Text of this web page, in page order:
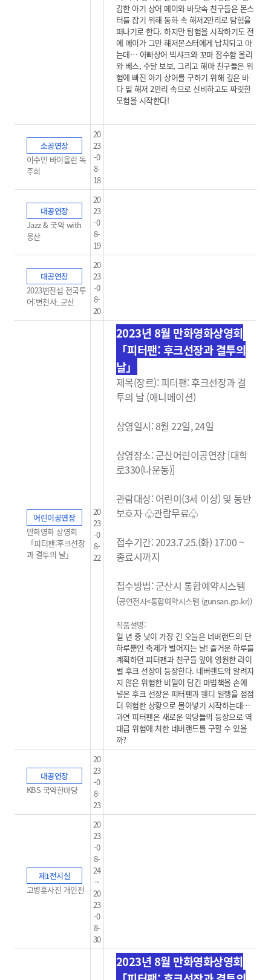
감한 아기 상어 메이와 바닷속 친구들은 몬스
터를 잡기 위해 동화 속 해저2만리로 탐험을
떠나기로 한다. 하지만 탐험을 시작하기도 전
에 메이가 그만 해저몬스터에게 납치되고 마
는데… 아빠상어 빅샤크와 꼬마 잠수함 올리
와 베스, 수달 보보, 그리고 해마 친구들은 위
험에 빠진 아기 상어를 구하기 위해 깊은 바
다 밑 해저 2만리 속으로 신비하고도 짜릿한
모험을 시작한다!
소공연장
이수민 바이올린 독
주회
20
23
-0
8-
18
대공연장
Jazz & 국악 with
웅산
20
23
-0
8-
19
대공연장
2023변진섭 전국투
어:변천사_군산
20
23
-0
8-
20
어린이공연장
만화영화 상영회
「피터팬:후크선장
과 결투의 날」
20
23
-0
8-
22
2023년 8월 만화영화상영회
「피터팬: 후크선장과 결투의
날」
제목(장르): 피터팬: 후크선장과 결
투의 날 (애니메이션)
상영일시: 8월 22일, 24일
상영장소: 군산어린이공연장 [대학
로330(나운동)]
관람대상: 어린이(3세 이상) 및 동반
보호자 ♧관람무료♧
접수기간: 2023.7.25.(화) 17:00 ~
종료시까지
접수방법: 군산시 통합예약시스템
(공연전시<통합예약시스템 (gunsan.go.kr))
작품설명:
일 년 중 낮이 가장 긴 오늘은 네버랜드의 단
하루뿐인 축제가 벌어지는 날! 즐거운 하루를
계획하던 피터팬과 친구들 앞에 영원한 라이
벌 후크 선장이 등장한다. 네버랜드의 알려지
지 않은 위험한 비밀이 담긴 마법책을 손에
넣은 후크 선장은 피터팬과 웬디 일행을 점점
더 위험한 상황으로 몰아넣기 시작하는데…
과연 피터팬은 새로운 악당들의 등장으로 역
대급 위험에 처한 네버랜드를 구할 수 있을
까?
대공연장
KBS 국악한마당
20
23
-0
8-
23
제1전시실
고병훈사진 개인전
20
23
-0
8-
24
~
20
23
-0
8-
30
2023년 8월 만화영화상영회